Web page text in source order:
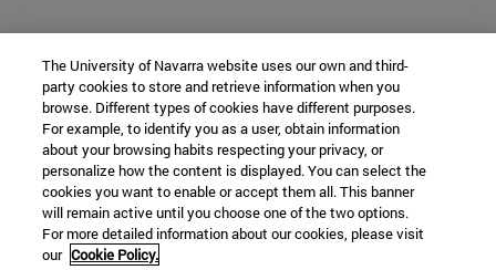
The University of Navarra website uses our own and third-
party cookies to store and retrieve information when you
browse. Different types of cookies have different purposes.
For example, to identify you as a user, obtain information
about your browsing habits respecting your privacy, or
personalize how the content is displayed. You can select the
cookies you want to enable or accept them all. This banner
will remain active until you choose one of the two options.
For more detailed information about our cookies, please visit
our Cookie Policy.